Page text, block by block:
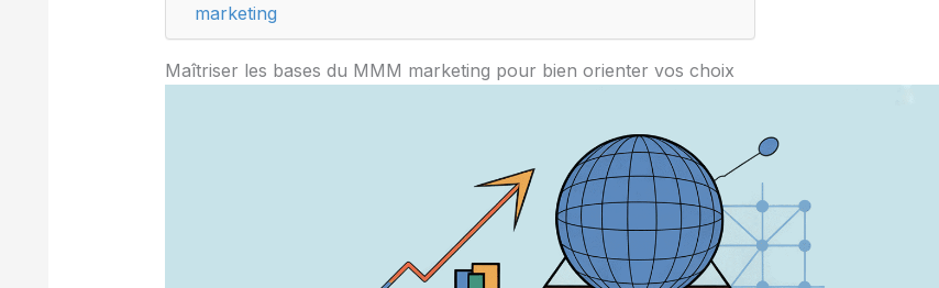
marketing
Maîtriser les bases du MMM marketing pour bien orienter vos choix